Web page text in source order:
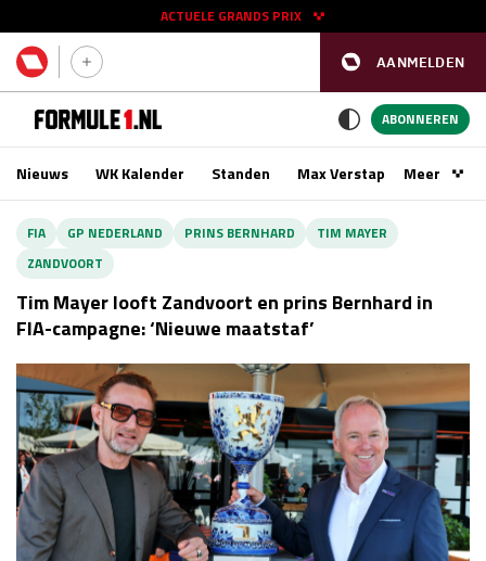
AANMELDEN
ACTUELE GRANDS PRIX
11 - 13 sep
Race
zo 15:00 - 17:00
GP AZERBEIDZJAN 2026 24 - 26 sep
Kwalificatie
vr 14:00 - 15:00
Race
za 13:00 - 15:00
GP SINGAPORE 2026
Kwalificatie
za 15:00 - 16:00
Race
zo 14:00 - 16:00
ABONNEREN
Nieuws WK Kalender Standen Max VerstappenMeer
FIA GP NEDERLAND PRINS BERNHARD
TIM MAYER
ZANDVOORT
Tim Mayer looft Zandvoort en prins Bernhard in
FIA-campagne: ‘Nieuwe maatstaf’